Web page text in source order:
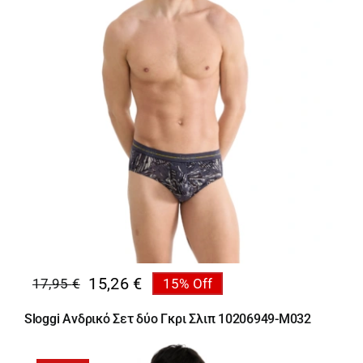
17,95€
Original
price
was:
15,26 €
Η
τρέχουσα
τιμή
15% Off
Sloggi Ανδρικό Σετ δύο Γκρι Σλιπ 10206949-M032